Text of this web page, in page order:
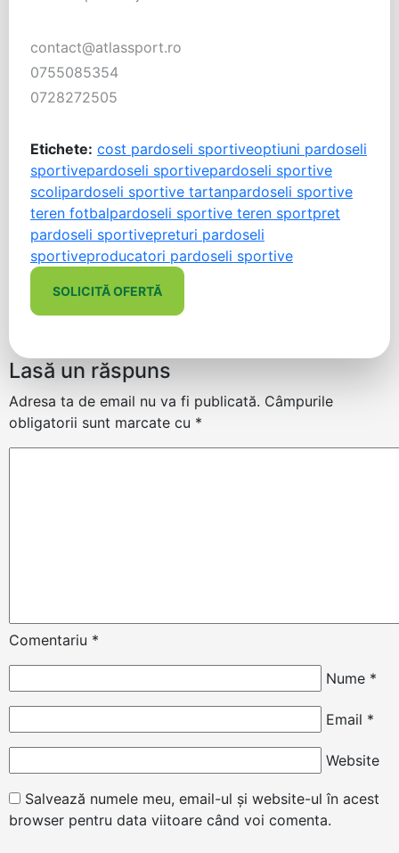
contact@atlassport.ro
0755085354
0728272505
Etichete: cost pardoseli sportiveoptiuni pardoseli
sportivepardoseli sportivepardoseli sportive
scolipardoseli sportive tartanpardoseli sportive
teren fotbalpardoseli sportive teren sportpret
pardoseli sportivepreturi pardoseli
sportiveproducatori pardoseli sportive
SOLICITĂ OFERTĂ
Lasă un răspuns
Adresa ta de email nu va fi publicată. Câmpurile
obligatorii sunt marcate cu *
Comentariu *
Nume *
Email *
Website
Salvează numele meu, email-ul și website-ul în acest
browser pentru data viitoare când voi comenta.